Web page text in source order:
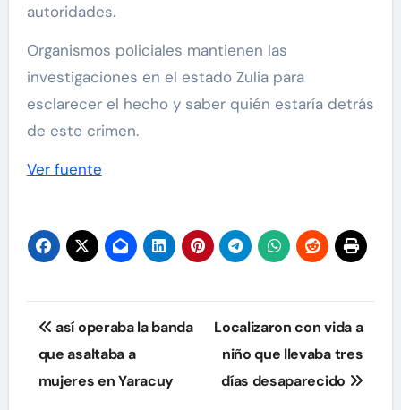
autoridades.
Organismos policiales mantienen las
investigaciones en el estado Zulia para
esclarecer el hecho y saber quién estaría detrás
de este crimen.
Ver fuente
Navegación
de
entradas
así operaba la banda
que asaltaba a
mujeres en Yaracuy
Localizaron con vida a
niño que llevaba tres
días desaparecido